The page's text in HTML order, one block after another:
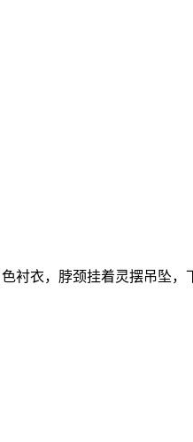
衬衣，脖颈挂着灵摆吊坠